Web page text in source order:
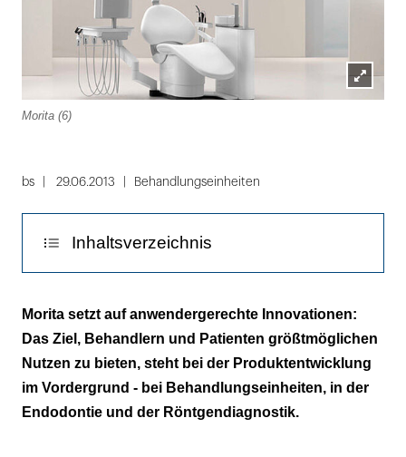
Lightbox
Morita (6)
1bs 29.06.2013 Behandlungseinheiten
Inhaltsverzeichnis
Konzept für Kieferorthopäden
Morita setzt auf anwendergerechte Innovationen:
Das Ziel, Behandlern und Patienten größtmöglichen
Nutzen zu bieten, steht bei der Produktentwicklung
im Vordergrund - bei Behandlungseinheiten, in der
Endodontie und der Röntgendiagnostik.